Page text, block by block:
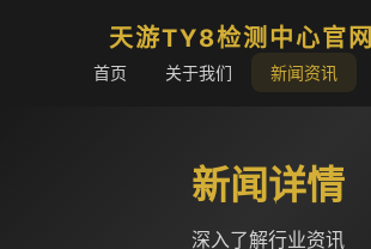
天游TY8检测中心官
首页 关于我们 新闻资讯
新闻详情
深入了解行业资讯